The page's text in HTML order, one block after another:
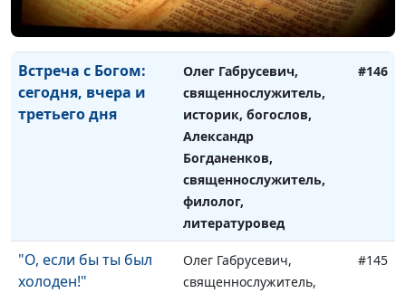
священнослужитель,
филолог, литературовед
Встреча с Богом:
сегодня, вчера и
третьего дня
Олег Габрусевич,
священнослужитель,
историк, богослов,
Александр
Богданенков,
священнослужитель,
филолог,
литературовед
#146
"О, если бы ты был
холоден!"
Олег Габрусевич,
священнослужитель,
#145